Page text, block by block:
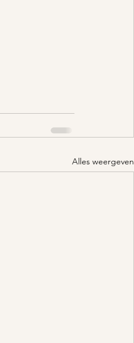
Alles weergeven